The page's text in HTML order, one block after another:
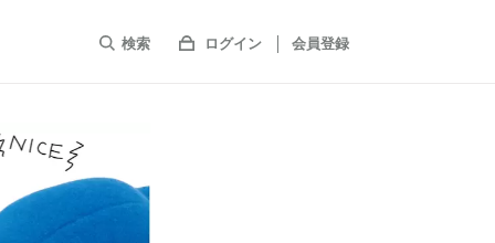
検索 ログイン 会員登録